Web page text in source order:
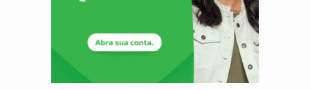
Pitbulls fogem de residência e atacam casal de idosos
AÇÃO CONJUNTA: Forças policiais apreendem cerca de 1kg de
PF ESTÁ APURANDO: Flávio Bolsonaro escolhe Alfredo Gaspar como vice, alvo de